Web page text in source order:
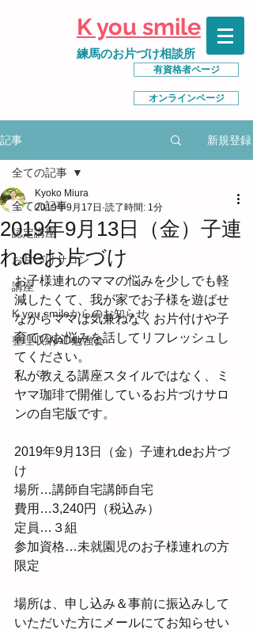
K you smile
練馬のお片づけ相談所
有資格者ページ
オンラインページ
記事 新規登録
全ての記事
認定講座
お片づけサロン
講座
K you smileからのお知らせ
整理収納AD勉強会
全ての記事
2019年9月13日（金）子連
れdeお片づけ
Kyoko Miura
2019年9月17日 読了時間: 1分
お子様連れのママの悩みを少しでも軽
減したくて、我が家でお子様を遊ばせ
ながらママは気兼ねなくお片付けや子
育てのお悩みを話してリフレッシュし
てください。
私が教える講座スタイルではなく、ミ
ヤマ珈琲で開催しているお片づけサロ
ンの自宅版です。
2019年9月13日（金）子連れdeお片づ
け
場所…講師自宅講師自宅
費用…3,240円（税込み）
定員…３組
参加資格…未就園児のお子様連れの方
限定
場所は、申し込み＆事前に振込みして
いただいた方にメールにてお知らせい